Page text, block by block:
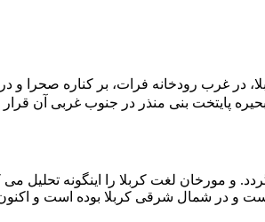
در غرب رودخانه فرات، بر کناره صحرا و
پایتخت بنی منذر در جنوب غربی آن قرار
و مورخان لغت کربلا را اینگونه
و در شمال شرقی کربلا بوده است و